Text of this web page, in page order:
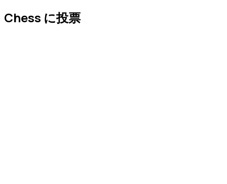
Chess に投票